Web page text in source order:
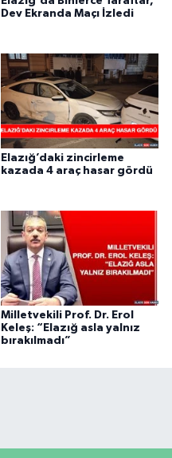
Dev Ekranda Maçı İzledi
Elazığ’daki zincirleme
kazada 4 araç hasar gördü
Milletvekili Prof. Dr. Erol
Keleş: “Elazığ asla yalnız
bırakılmadı”